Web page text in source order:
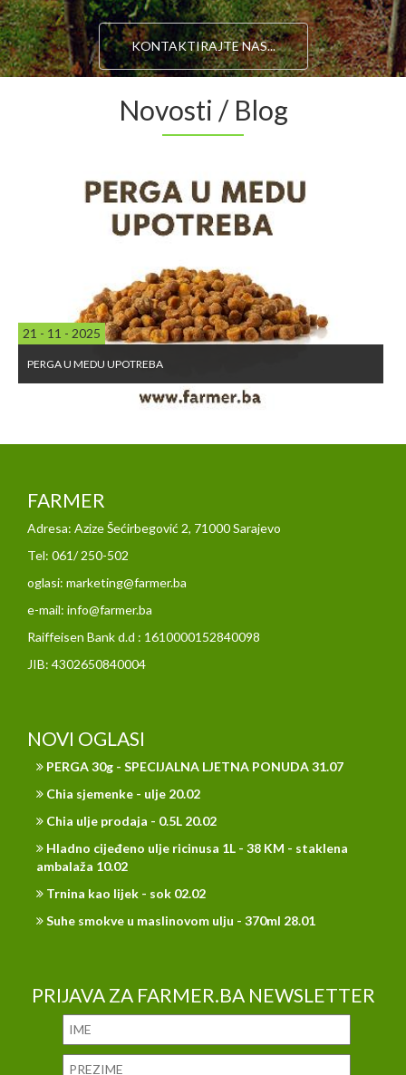
KONTAKTIRAJTE NAS...
Novosti / Blog
21 - 11 - 2025
PERGA U MEDU UPOTREBA
FARMER
Adresa: Azize Šećirbegović 2, 71000 Sarajevo
Tel: 061/ 250-502
oglasi: marketing@farmer.ba
e-mail: info@farmer.ba
Raiffeisen Bank d.d : 1610000152840098
JIB: 4302650840004
NOVI OGLASI
PERGA 30g - SPECIJALNA LJETNA PONUDA 31.07
Chia sjemenke - ulje 20.02
Chia ulje prodaja - 0.5L 20.02
Hladno cijeđeno ulje ricinusa 1L - 38 KM - staklena
ambalaža 10.02
Trnina kao lijek - sok 02.02
Suhe smokve u maslinovom ulju - 370ml 28.01
PRIJAVA ZA FARMER.BA NEWSLETTER